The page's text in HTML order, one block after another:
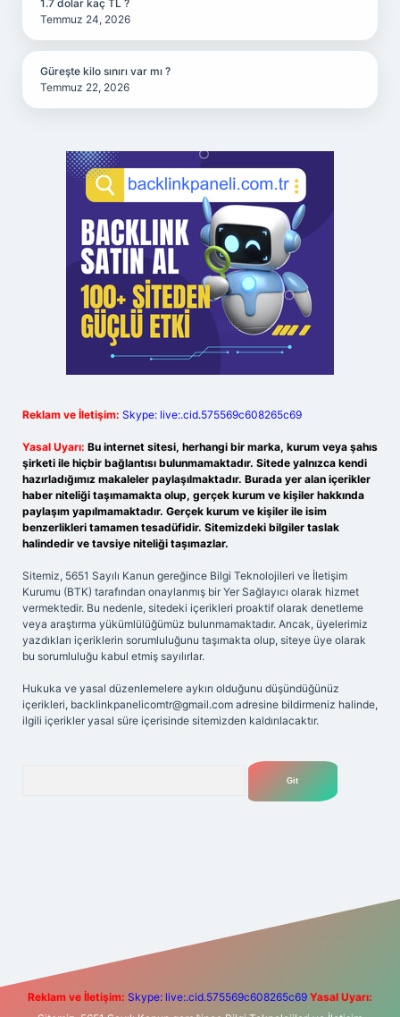
1.7 dolar kaç TL ?
Temmuz 24, 2026
Güreşte kilo sınırı var mı ?
Temmuz 22, 2026
Reklam ve İletişim: Skype: live:.cid.575569c608265c69
Yasal Uyarı: Bu internet sitesi, herhangi bir marka, kurum veya şahıs
şirketi ile hiçbir bağlantısı bulunmamaktadır. Sitede yalnızca kendi
hazırladığımız makaleler paylaşılmaktadır. Burada yer alan içerikler
haber niteliği taşımamakta olup, gerçek kurum ve kişiler hakkında
paylaşım yapılmamaktadır. Gerçek kurum ve kişiler ile isim
benzerlikleri tamamen tesadüfidir. Sitemizdeki bilgiler taslak
halindedir ve tavsiye niteliği taşımazlar.
Sitemiz, 5651 Sayılı Kanun gereğince Bilgi Teknolojileri ve İletişim
Kurumu (BTK) tarafından onaylanmış bir Yer Sağlayıcı olarak hizmet
vermektedir. Bu nedenle, sitedeki içerikleri proaktif olarak denetleme
veya araştırma yükümlülüğümüz bulunmamaktadır. Ancak, üyelerimiz
yazdıkları içeriklerin sorumluluğunu taşımakta olup, siteye üye olarak
bu sorumluluğu kabul etmiş sayılırlar.
Hukuka ve yasal düzenlemelere aykırı olduğunu düşündüğünüz
içerikleri, backlinkpanelicomtr@gmail.com adresine bildirmeniz halinde,
ilgili içerikler yasal süre içerisinde sitemizden kaldırılacaktır.
Reklam ve İletişim: Skype: live:.cid.575569c608265c69 Yasal Uyarı: